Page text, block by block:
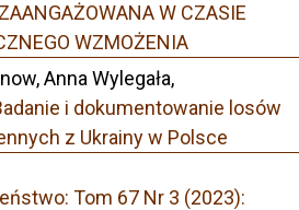
W CZASIE
WZMOŻENIA
Anna Wylegała,
i dokumentowanie losów
z Ukrainy w Polsce
Tom 67 Nr 3 (2023):